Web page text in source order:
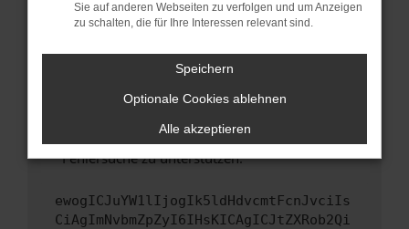
führen, dass bestimmte Funktionen nicht mehr
unterstützt werden.
Wende dich an den Webseitenbetreiber.
Wenn du alle oben genannten Schritte versucht
hast, kontaktiere uns bitte. Wir werden
uns diesen Text schicken, um uns bei der
Fehlersuche zu unterstützen:
ewogICJuYW1lIjogIk5ldHdvcmtFcnJvciIs
CiAgImNvbmZpZyI6IHsKICAgICJtZXRob2Qi
Sie auf anderen Webseiten zu verfolgen und um Anzeigen
zu schalten, die für Ihre Interessen relevant sind.
Speichern
Optionale Cookies ablehnen
Alle akzeptieren